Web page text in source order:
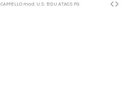
CAPPELLO mod. U.S. BDU ATACS FG